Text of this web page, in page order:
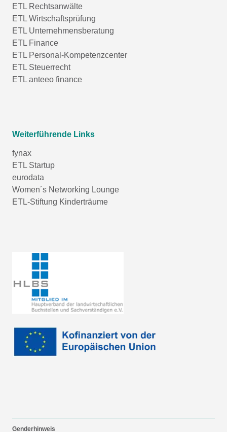
ETL Rechtsanwälte
ETL Wirtschaftsprüfung
ETL Unternehmensberatung
ETL Finance
ETL Personal-Kompetenzcenter
ETL Steuerrecht
ETL anteeo finance
Weiterführende Links
fynax
ETL Startup
eurodata
Women´s Networking Lounge
ETL-Stiftung Kinderträume
Genderhinweis